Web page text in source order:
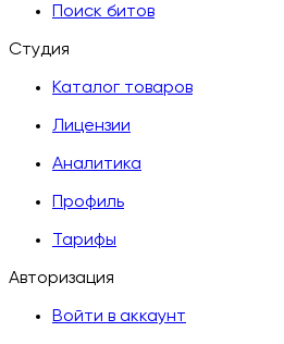
Поиск битов
Студия
Каталог товаров
Лицензии
Аналитика
Профиль
Тарифы
Авторизация
Войти в аккаунт